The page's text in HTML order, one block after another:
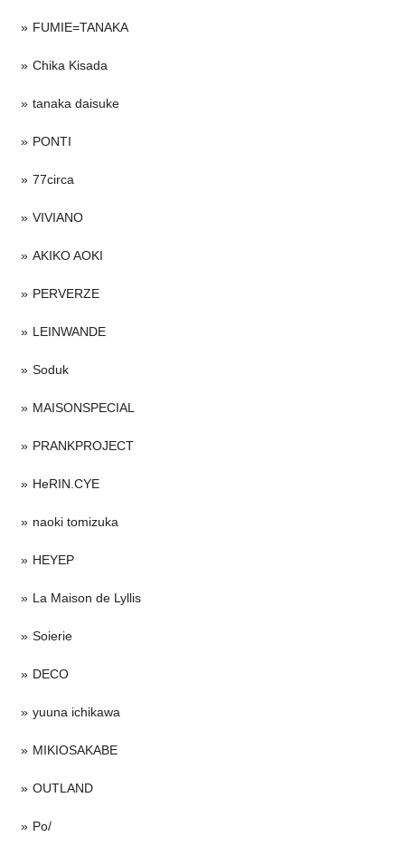
FUMIE=TANAKA
Chika Kisada
tanaka daisuke
PONTI
77circa
VIVIANO
AKIKO AOKI
PERVERZE
LEINWANDE
Soduk
MAISONSPECIAL
PRANKPROJECT
HeRIN.CYE
naoki tomizuka
HEYEP
La Maison de Lyllis
Soierie
DECO
yuuna ichikawa
MIKIOSAKABE
OUTLAND
Po/